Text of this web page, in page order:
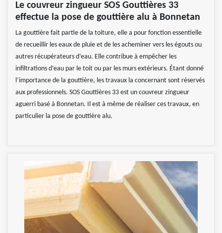
Le couvreur zingueur SOS Gouttières 33
effectue la pose de gouttière alu à Bonnetan
La gouttière fait partie de la toiture, elle a pour fonction essentielle
de recueillir les eaux de pluie et de les acheminer vers les égouts ou
autres récupérateurs d’eau. Elle contribue à empêcher les
infiltrations d’eau par le toit ou par les murs extérieurs. Étant donné
l’importance de la gouttière, les travaux la concernant sont réservés
aux professionnels. SOS Gouttières 33 est un couvreur zingueur
aguerri basé à Bonnetan. Il est à même de réaliser ces travaux, en
particulier la pose de gouttière alu.